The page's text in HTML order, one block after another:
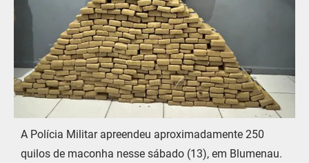
A Polícia Militar apreendeu aproximadamente 250
quilos de maconha nesse sábado (13), em Blumenau.